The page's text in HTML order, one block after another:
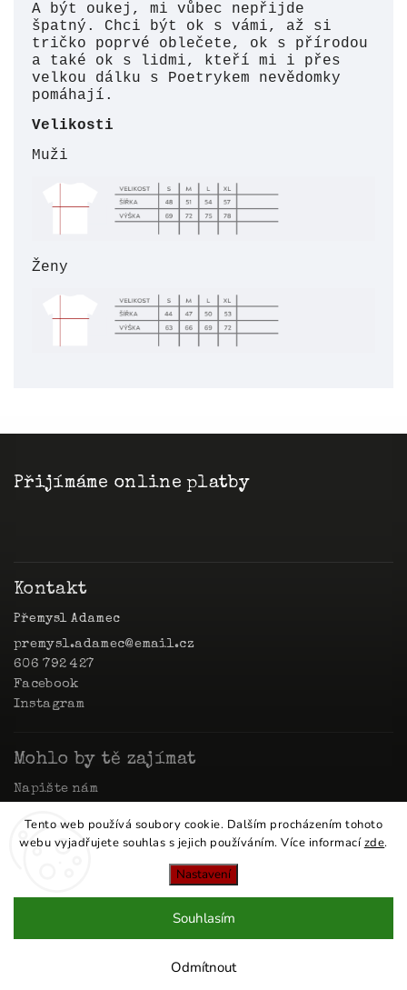
Tento web používá soubory cookie. Dalším procházením tohoto
webu vyjadřujete souhlas s jejich používáním. Více informacízde.
Nastavení
Odmítnout
Souhlasím
A být oukej, mi vůbec nepřijde
špatný. Chci být ok s vámi, až si
tričko poprvé oblečete, ok s přírodou
a také ok s lidmi, kteří mi i přes
velkou dálku s Poetrykem nevědomky
pomáhají.
Velikosti
Muži
Ženy
Přijímáme online platby
Kontakt
Přemysl Adamec
premysl.adamec@email.cz
606 792 427
Facebook
Instagram
Mohlo by tě zajímat
Napište nám
Podmínky ochrany osobních údajů
Reklamace a vrácení zboží
Copyright 2026poetryko. Všechna práva vyhrazena.
Upravit nastavení cookies